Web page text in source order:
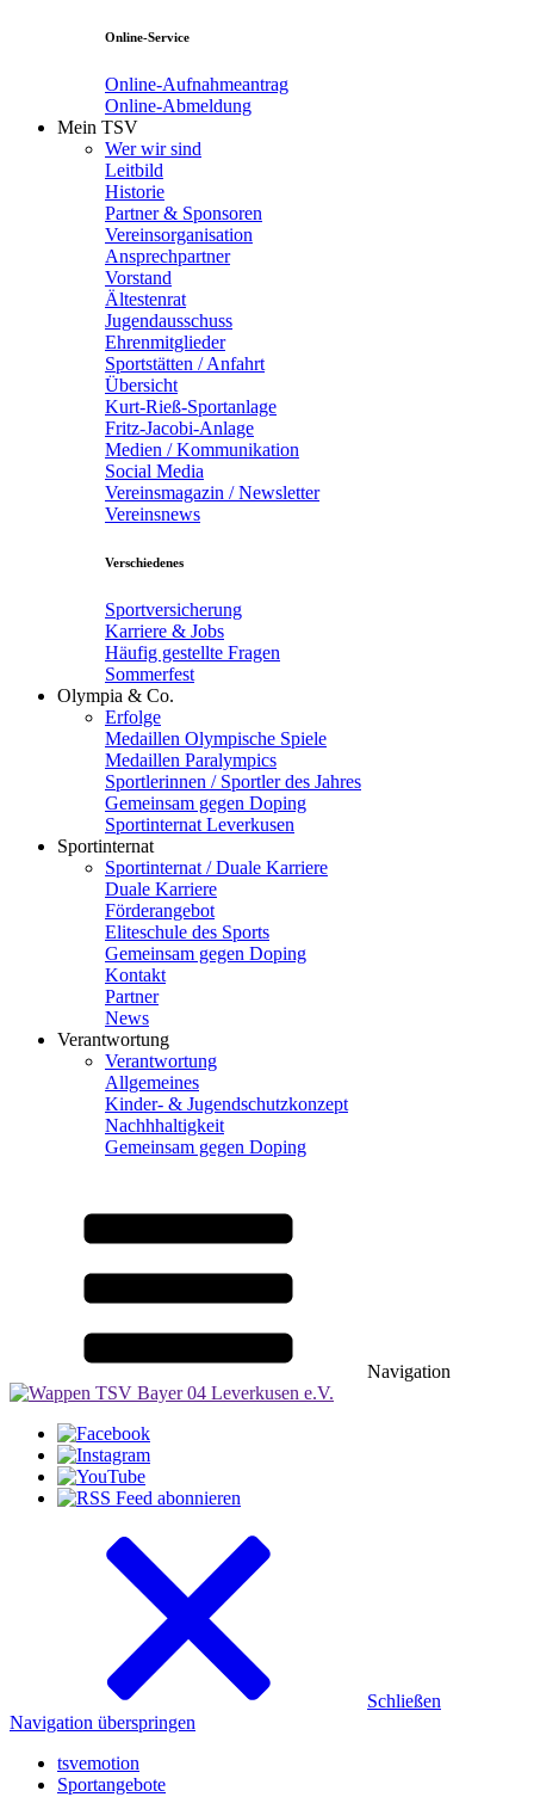
Online-Service
Online-Aufnahmeantrag
Online-Abmeldung
Mein TSV
Wer wir sind
Leitbild
Historie
Partner & Sponsoren
Vereinsorganisation
Ansprechpartner
Vorstand
Ältestenrat
Jugendausschuss
Ehrenmitglieder
Sportstätten / Anfahrt
Übersicht
Kurt-Rieß-Sportanlage
Fritz-Jacobi-Anlage
Medien / Kommunikation
Social Media
Vereinsmagazin / Newsletter
Vereinsnews
Verschiedenes
Sportversicherung
Karriere & Jobs
Häufig gestellte Fragen
Sommerfest
Olympia & Co.
Erfolge
Medaillen Olympische Spiele
Medaillen Paralympics
Sportlerinnen / Sportler des Jahres
Gemeinsam gegen Doping
Sportinternat Leverkusen
Sportinternat
Sportinternat / Duale Karriere
Duale Karriere
Förderangebot
Eliteschule des Sports
Gemeinsam gegen Doping
Kontakt
Partner
News
Verantwortung
Verantwortung
Allgemeines
Kinder- & Jugendschutzkonzept
Nachhhaltigkeit
Gemeinsam gegen Doping
Navigation
Schließen
Navigation überspringen
tsvemotion
Sportangebote